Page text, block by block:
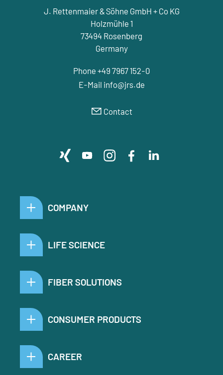
J. Rettenmaier & Söhne GmbH + Co KG
Holzmühle 1
73494 Rosenberg
Germany
Phone +49 7967 152-0
E-Mail nf jrs d
Contact
COMPANY
LIFE SCIENCE
FIBER SOLUTIONS
CONSUMER PRODUCTS
CAREER